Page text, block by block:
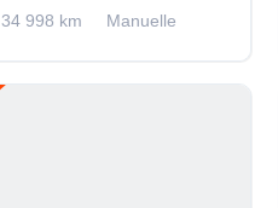
34 998 km
Manuelle